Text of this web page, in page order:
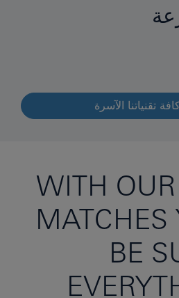
تقنياتنا الآسرة
WITH OUR
MATCHES
BE